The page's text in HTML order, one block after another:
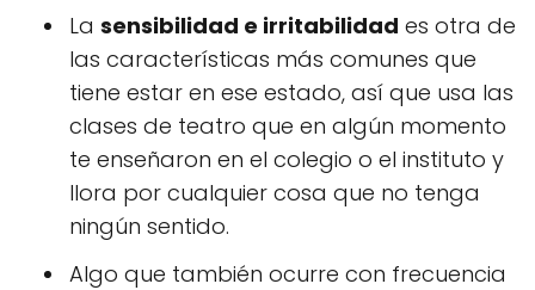
La sensibilidad e irritabilidad es otra de
las características más comunes que
tiene estar en ese estado, así que usa las
clases de teatro que en algún momento
te enseñaron en el colegio o el instituto y
llora por cualquier cosa que no tenga
ningún sentido.
Algo que también ocurre con frecuencia